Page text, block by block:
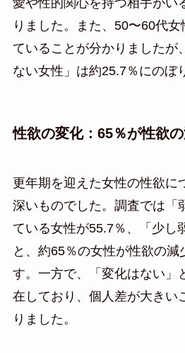
愛や性的関心を持つ相手がい
りました。また、50〜60代
ていることが分かりましたが
ない女性」は約25.7％にのぼ
性欲の変化：65％が性欲
更年期を迎えた女性の性欲に
深いものでした。調査では「
ている女性が55.7％、「少し
と、約65％の女性が性欲の減
す。一方で、「変化はない」
在しており、個人差が大きい
りました。